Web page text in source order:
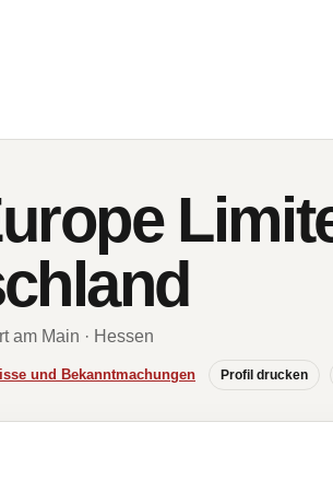
am Main · Hessen
und Bekanntmachungen Profil drucken